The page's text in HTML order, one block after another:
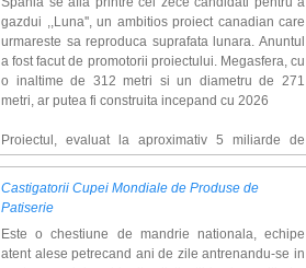
Hotel Safir Blue
Neptun, vacanta pe litoral
gazdui ,,Luna'', un ambitios proiect canadian care
urmareste sa reproduca suprafata lunara. Anuntul
a fost facut de promotorii proiectului. Megasfera, cu
o inaltime de 312 metri si un diametru de 271
metri, ar putea fi construita incepand cu 2026
Proiectul, evaluat la aproximativ 5 miliarde de
dolari, include un complex de 200 de hectare, cu
hoteluri, facilitati de recreere si zone rezidentiale.
Conceptul depaseste ideea unui simplu hotel
milioane de turisti anual. �Luna� ar putea deveni
o atractie de top, 2,5 milioane de vizitatori fiind
Castigatorii Cupei Mondiale de Produse de
Patiserie
Este o chestiune de mandrie nationala, echipe
atent alese petrecand ani de zile antrenandu-se in